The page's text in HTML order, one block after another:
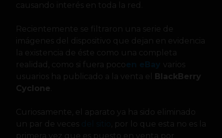
causando interés en toda la red.
Recientemente se filtraron una serie de
imágenes del dispositivo que dejan en evidencia
la existencia de éste como una completa
realidad, como si fuera poco
varios
usuarios ha publicado a la venta el BlackBerry
Cyclone
Curiosamente, el aparato ya ha sido eliminado
un par de veces
, por lo que esta no es la
primera vez que es puesto en venta por